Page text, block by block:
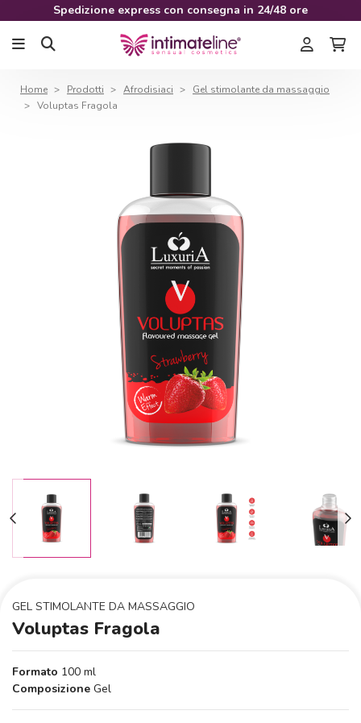
Spedizione express con consegna in 24/48 ore
Home Prodotti Afrodisiaci
Gel stimolante da massaggio
Voluptas Fragola
GEL STIMOLANTE DA MASSAGGIO
Voluptas Fragola
Formato 100 ml
Composizione Gel